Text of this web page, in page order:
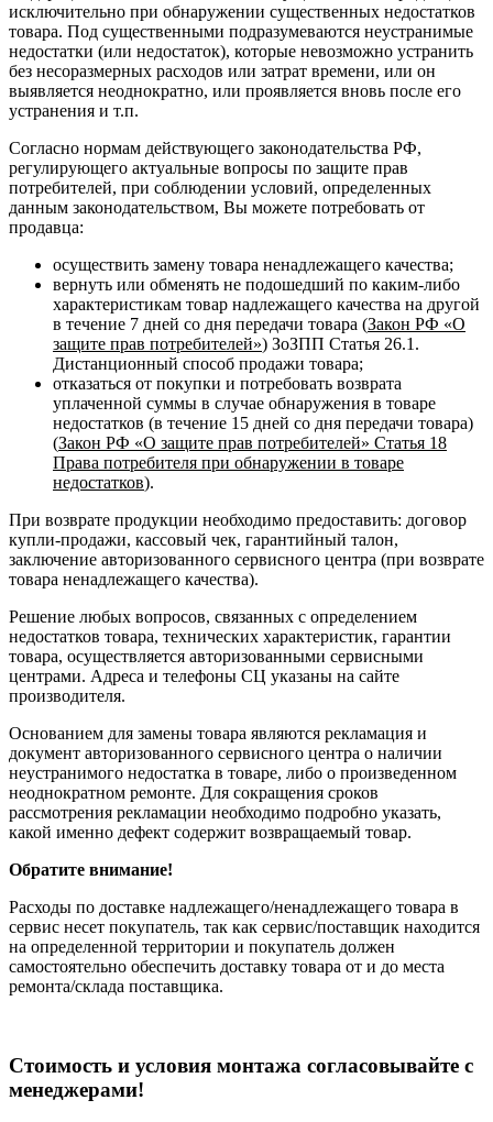
исключительно при обнаружении существенных недостатков
товара. Под существенными подразумеваются неустранимые
недостатки (или недостаток), которые невозможно устранить
без несоразмерных расходов или затрат времени, или он
выявляется неоднократно, или проявляется вновь после его
устранения и т.п.
Согласно нормам действующего законодательства РФ,
регулирующего актуальные вопросы по защите прав
потребителей, при соблюдении условий, определенных
данным законодательством, Вы можете потребовать от
продавца:
осуществить замену товара ненадлежащего качества;
вернуть или обменять не подошедший по каким-либо
характеристикам товар надлежащего качества на другой
в течение 7 дней со дня передачи товара (Закон РФ «О
защите прав потребителей») ЗоЗПП Статья 26.1.
Дистанционный способ продажи товара;
отказаться от покупки и потребовать возврата
уплаченной суммы в случае обнаружения в товаре
недостатков (в течение 15 дней со дня передачи товара)
(Закон РФ «О защите прав потребителей» Статья 18
Права потребителя при обнаружении в товаре
недостатков).
При возврате продукции необходимо предоставить: договор
купли-продажи, кассовый чек, гарантийный талон,
заключение авторизованного сервисного центра (при возврате
товара ненадлежащего качества).
Решение любых вопросов, связанных с определением
недостатков товара, технических характеристик, гарантии
товара, осуществляется авторизованными сервисными
центрами. Адреса и телефоны СЦ указаны на сайте
производителя.
Основанием для замены товара являются рекламация и
документ авторизованного сервисного центра о наличии
неустранимого недостатка в товаре, либо о произведенном
неоднократном ремонте. Для сокращения сроков
рассмотрения рекламации необходимо подробно указать,
какой именно дефект содержит возвращаемый товар.
Обратите внимание!
Расходы по доставке надлежащего/ненадлежащего товара в
сервис несет покупатель, так как сервис/поставщик находится
на определенной территории и покупатель должен
самостоятельно обеспечить доставку товара от и до места
ремонта/склада поставщика.
Cтоимость и условия монтажа согласовывайте с
менеджерами!